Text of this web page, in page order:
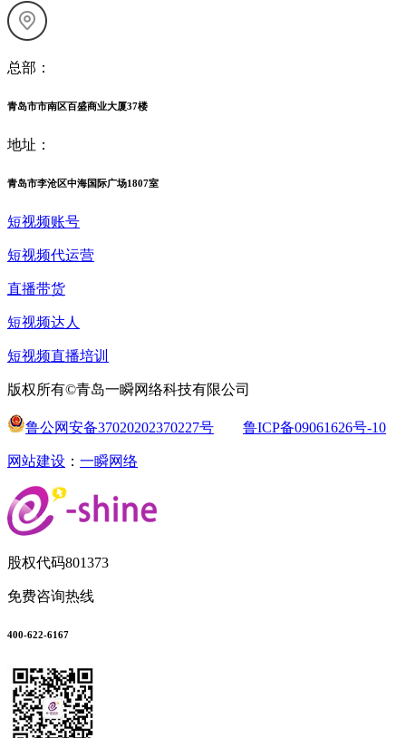
总部：
青岛市市南区百盛商业大厦37楼
地址：
青岛市李沧区中海国际广场1807室
短视频账号
短视频代运营
直播带货
短视频达人
短视频直播培训
版权所有©青岛一瞬网络科技有限公司
鲁公网安备37020202370227号 鲁ICP备09061626号-10
网站建设 ： 一瞬网络
股权代码801373
免费咨询热线
400-622-6167